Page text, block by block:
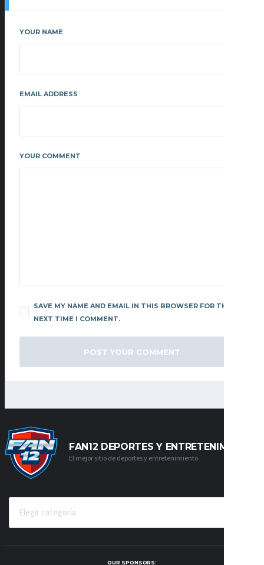
YOUR NAME
EMAIL ADDRESS
YOUR COMMENT
SAVE MY NAME AND EMAIL IN THIS BROWSER FOR THE
NEXT TIME I COMMENT.
FAN12 DEPORTES Y ENTRETENIMIENTO
El mejor sitio de deportes y entretenimiento
OUR SPONSORS: